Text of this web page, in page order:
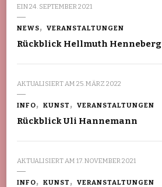
EIN24. SEPTEMBER 2021
NEWS VERANSTALTUNGEN
Rückblick Hellmuth Henneberg
AKTUALISIERT AM 25. MÄRZ 2022
INFO KUNST VERANSTALTUNGEN
Rückblick Uli Hannemann
AKTUALISIERT AM 17. NOVEMBER 2021
INFO KUNST VERANSTALTUNGEN